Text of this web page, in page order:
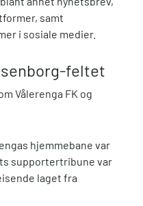
samt
i sosiale medier.
feltet
Vålerenga FK og
hjemmebane var
supportertribune var
laget fra